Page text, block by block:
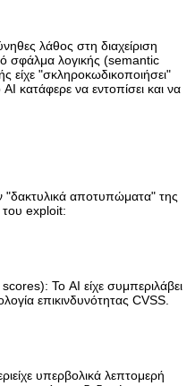
λάθος στη διαχείριση
σφάλμα λογικής (semantic
είχε "σκληροκωδικοποιήσει"
κατάφερε να εντοπίσει και να
"δακτυλικά αποτυπώματα" της
του exploit:
Το AI είχε συμπεριλάβει
επικινδυνότητας CVSS.
υπερβολικά λεπτομερή